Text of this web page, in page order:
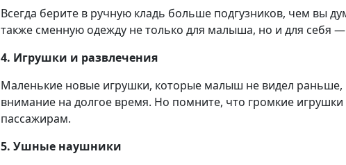
Всегда берите в ручную кладь больше подгузников, чем вы
также сменную одежду не только для малыша, но и для себя —
4. Игрушки и развлечения
Маленькие новые игрушки, которые малыш не видел раньше,
внимание на долгое время. Но помните, что громкие
пассажирам.
5. Ушные наушники